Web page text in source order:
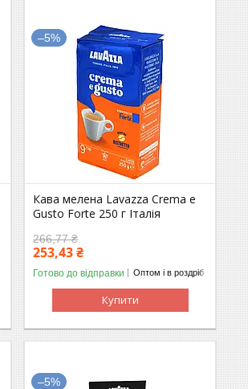
–5%
Кава мелена Lavazza Crema e
Gusto Forte 250 г Італія
266,77 ₴
253,43 ₴
Готово до відправки Оптом і в роздріб
Купити
–5%